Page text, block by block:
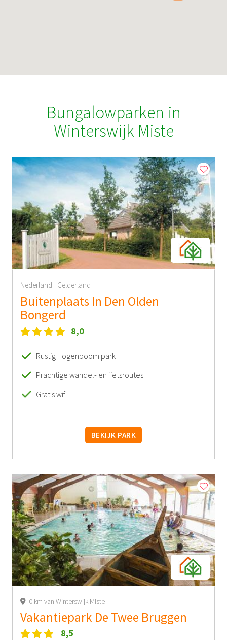
Bungalowparken in
Winterswijk Miste
Nederland - Gelderland
Buitenplaats In Den Olden
Bongerd
8,0
Rustig Hogenboom park
Prachtige wandel- en fietsroutes
Gratis wifi
BEKIJK PARK
0 km van Winterswijk Miste
Vakantiepark De Twee Bruggen
8,5